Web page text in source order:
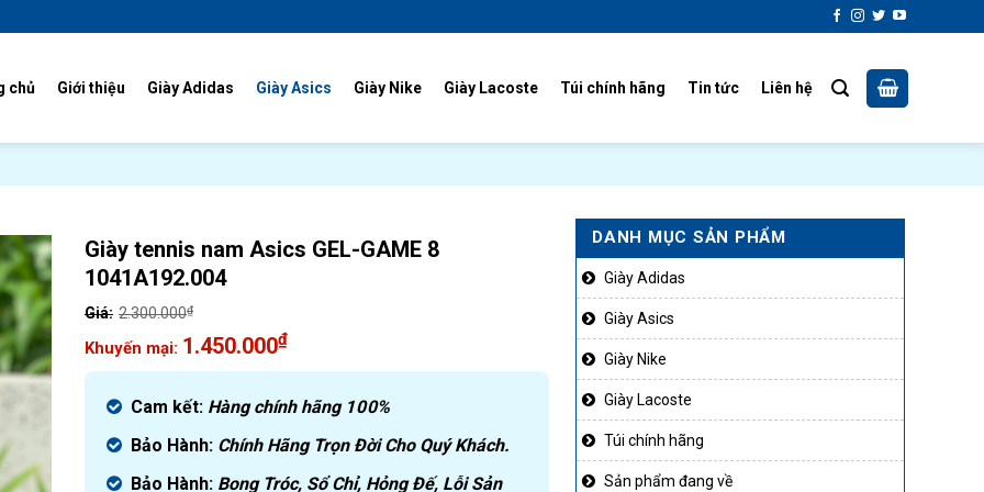
chủ Giới thiệu Giày Adidas Giày Asics Giày Nike Giày Lacoste Túi chính hãng Tin tức Liên hệ
DANH MỤC SẢN PHẨM
Giày Adidas
Giày Asics
Giày Nike
Giày Lacoste
Túi chính hãng
Sản phẩm đang về
Giày tennis nam Asics GEL-GAME 8
1041A192.004
2.300.000₫
Giá
gốc
là:
2.300.000₫.
1.450.000₫
Giá
hiện
tại
là:
1.450.000₫.
Cam kết: Hàng chính hãng 100%
Bảo Hành: Chính Hãng Trọn Đời Cho Quý Khách.
Bảo Hành: Bong Tróc, Sổ Chỉ, Hỏng Đế, Lỗi Sản